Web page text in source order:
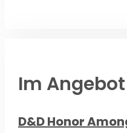
Im Angebot
D&D Honor